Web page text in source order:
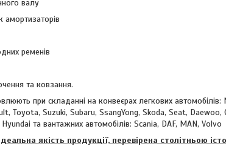
валу
амортизаторів
ременів
та ковзання.
при складанні на конвеєрах легкових
Toyota, Suzuki, Subaru, SsangYong, Skoda, Seat,
та вантажних автомобілів: Scania, DAF, MAN, Volvo
якість продукції, перевірена столітньою